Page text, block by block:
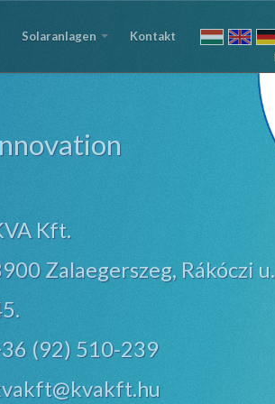
Solaranlagen Kontakt